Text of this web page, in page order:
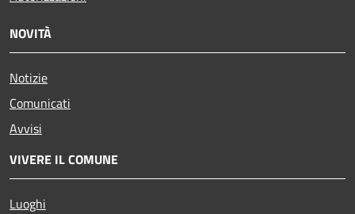
NOVITÀ
Notizie
Comunicati
Avvisi
VIVERE IL COMUNE
Luoghi